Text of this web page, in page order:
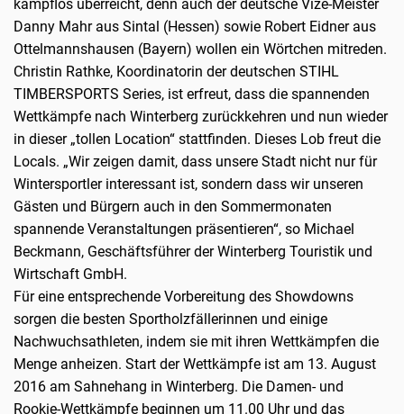
kampflos überreicht, denn auch der deutsche Vize-Meister
Danny Mahr aus Sintal (Hessen) sowie Robert Eidner aus
Ottelmannshausen (Bayern) wollen ein Wörtchen mitreden.
Christin Rathke, Koordinatorin der deutschen STIHL
TIMBERSPORTS Series, ist erfreut, dass die spannenden
Wettkämpfe nach Winterberg zurückkehren und nun wieder
in dieser „tollen Location“ stattfinden. Dieses Lob freut die
Locals. „Wir zeigen damit, dass unsere Stadt nicht nur für
Wintersportler interessant ist, sondern dass wir unseren
Gästen und Bürgern auch in den Sommermonaten
spannende Veranstaltungen präsentieren“, so Michael
Beckmann, Geschäftsführer der Winterberg Touristik und
Wirtschaft GmbH.
Für eine entsprechende Vorbereitung des Showdowns
sorgen die besten Sportholzfällerinnen und einige
Nachwuchsathleten, indem sie mit ihren Wettkämpfen die
Menge anheizen. Start der Wettkämpfe ist am 13. August
2016 am Sahnehang in Winterberg. Die Damen- und
Rookie-Wettkämpfe beginnen um 11.00 Uhr und das